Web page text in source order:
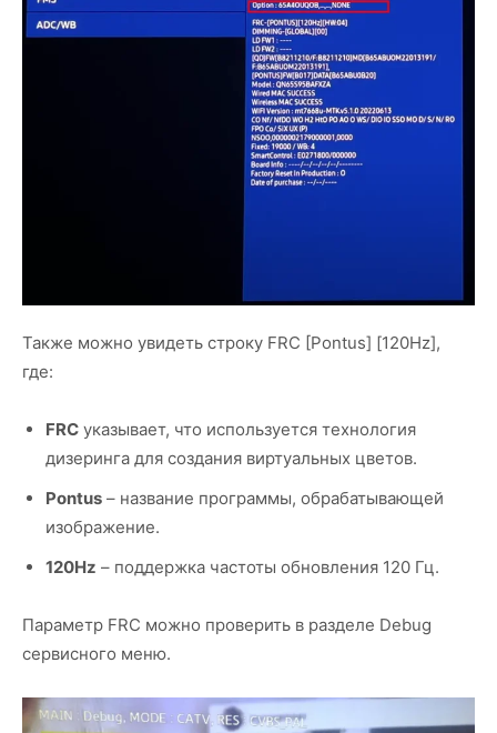
Также можно увидеть строку FRC [Pontus] [120Hz],
где:
FRC указывает, что используется технология
дизеринга для создания виртуальных цветов.
Pontus – название программы, обрабатывающей
изображение.
120Hz – поддержка частоты обновления 120 Гц.
Параметр FRC можно проверить в разделе Debug
сервисного меню.